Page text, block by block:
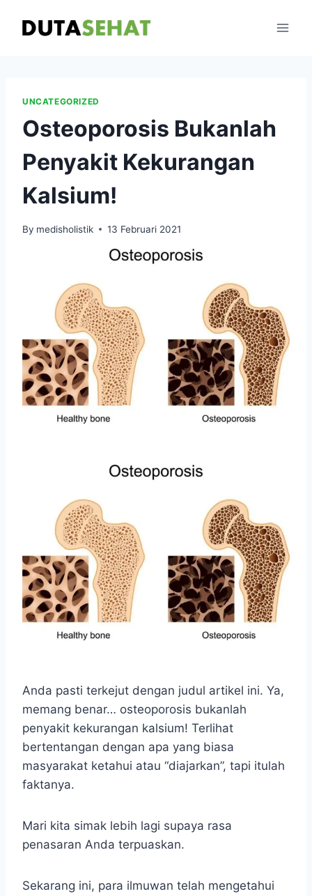
UNCATEGORIZED
Osteoporosis Bukanlah
Penyakit Kekurangan
Kalsium!
By medisholistik 13 Februari 2021
Anda pasti terkejut dengan judul artikel ini. Ya,
memang benar… osteoporosis bukanlah
penyakit kekurangan kalsium! Terlihat
bertentangan dengan apa yang biasa
masyarakat ketahui atau “diajarkan”, tapi itulah
faktanya.
Mari kita simak lebih lagi supaya rasa
penasaran Anda terpuaskan.
Sekarang ini, para ilmuwan telah mengetahui